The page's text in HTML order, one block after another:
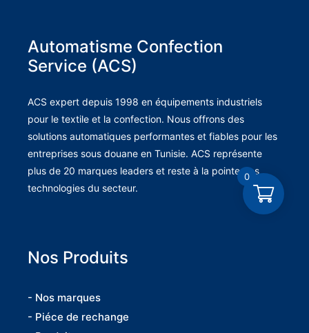
Automatisme Confection
Service (ACS)
ACS expert depuis 1998 en équipements industriels
pour le textile et la confection. Nous offrons des
solutions automatiques performantes et fiables pour les
entreprises sous douane en Tunisie. ACS représente
plus de 20 marques leaders et reste à la pointe des
technologies du secteur.
Nos Produits
- Nos marques
- Piéce de rechange
0